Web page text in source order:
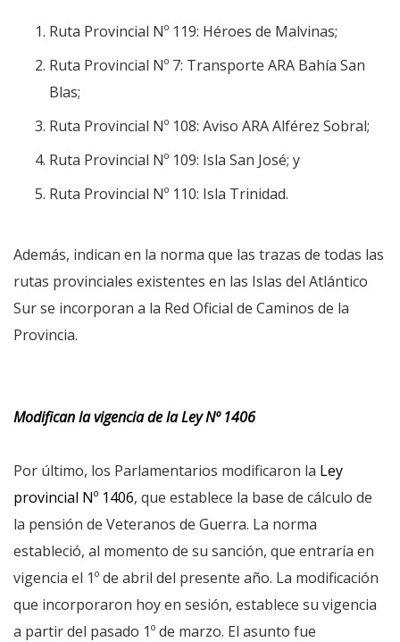
Ruta Provincial Nº 119: Héroes de Malvinas;
Ruta Provincial Nº 7: Transporte ARA Bahía San
Blas;
Ruta Provincial Nº 108: Aviso ARA Alférez Sobral;
Ruta Provincial Nº 109: Isla San José; y
Ruta Provincial Nº 110: Isla Trinidad.
Además, indican en la norma que las trazas de todas las
rutas provinciales existentes en las Islas del Atlántico
Sur se incorporan a la Red Oficial de Caminos de la
Provincia.
Modifican la vigencia de la Ley Nº 1406
Por último, los Parlamentarios modificaron la Ley
provincial Nº 1406, que establece la base de cálculo de
la pensión de Veteranos de Guerra. La norma
estableció, al momento de su sanción, que entraría en
vigencia el 1º de abril del presente año. La modificación
que incorporaron hoy en sesión, establece su vigencia
a partir del pasado 1º de marzo. El asunto fue